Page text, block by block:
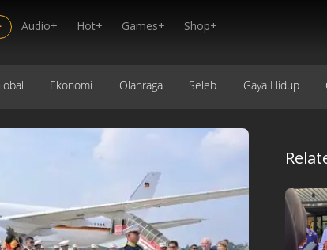
Audio+ Hot+ Games+ Shop+
Ekonomi Olahraga Seleb Gaya Hidup